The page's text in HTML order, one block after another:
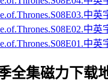
中
中
中
集磁力下载地